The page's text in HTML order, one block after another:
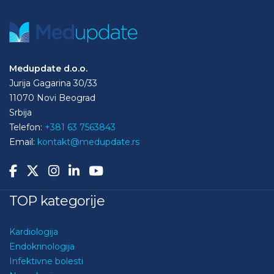
Medupdate d.o.o.
Jurija Gagarina 30/33
11070 Novi Beograd
Srbija
Telefon: +381 63 7563843
Email: kontakt@medupdate.rs
TOP kategorije
Kardiologija
Endokrinologija
Infektivne bolesti